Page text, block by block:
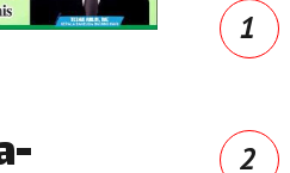
1
2